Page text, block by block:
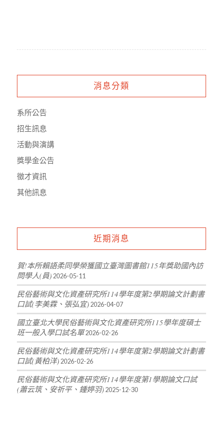
消息分類
系所公告
招生訊息
活動與演講
獎學金公告
徵才資訊
其他訊息
近期消息
賀!本所賴語柔同學榮獲國立臺灣圖書館115年獎助國內訪
問學人(員) 2026-05-11
民俗藝術與文化資產研究所114學年度第2學期論文計劃書
口試(李美霖、張弘宜) 2026-04-07
國立臺北大學民俗藝術與文化資產研究所115學年度碩士
班一般入學口試名單 2026-02-26
民俗藝術與文化資產研究所114學年度第2學期論文計劃書
口試(黃柏洋) 2026-02-26
民俗藝術與文化資產研究所114學年度第1學期論文口試
(蕭云筑、安祈平、鍾婷羽) 2025-12-30